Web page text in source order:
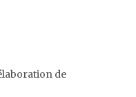
de